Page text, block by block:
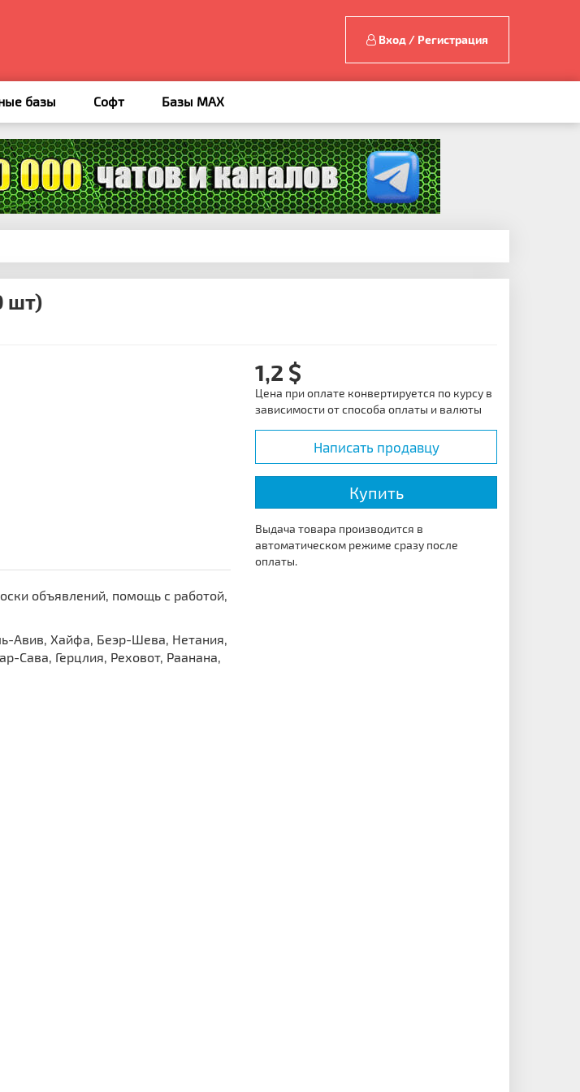
Вход / Регистрация
базы Софт Базы MAX
шт)
1,2
Цена при оплате конвертируется по курсу в
зависимости от способа оплаты и валюты
Написать продавцу
Купить
Выдача товара производится в
автоматическом режиме сразу после
оплаты.
объявлений, помощь с работой,
Авив, Хайфа, Беэр-Шева, Нетания,
Сава, Герцлия, Реховот, Раанана,